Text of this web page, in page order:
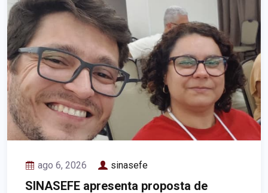
ago 6, 2026 sinasefe
SINASEFE apresenta proposta de